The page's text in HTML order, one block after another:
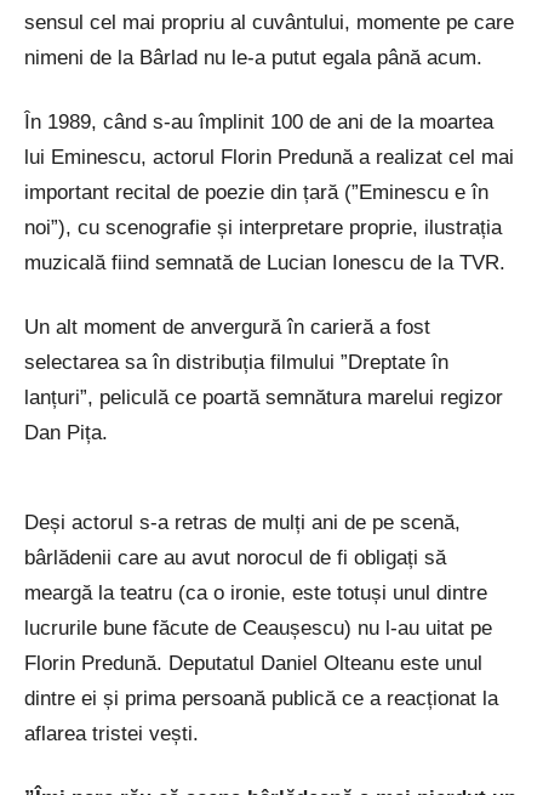
sensul cel mai propriu al cuvântului, momente pe care
nimeni de la Bârlad nu le-a putut egala până acum.
În 1989, când s-au împlinit 100 de ani de la moartea
lui Eminescu, actorul Florin Predună a realizat cel mai
important recital de poezie din țară (”Eminescu e în
noi”), cu scenografie și interpretare proprie, ilustrația
muzicală fiind semnată de Lucian Ionescu de la TVR.
Un alt moment de anvergură în carieră a fost
selectarea sa în distribuția filmului ”Dreptate în
lanțuri”, peliculă ce poartă semnătura marelui regizor
Dan Pița.
Deși actorul s-a retras de mulți ani de pe scenă,
bârlădenii care au avut norocul de fi obligați să
meargă la teatru (ca o ironie, este totuși unul dintre
lucrurile bune făcute de Ceaușescu) nu l-au uitat pe
Florin Predună. Deputatul Daniel Olteanu este unul
dintre ei și prima persoană publică ce a reacționat la
aflarea tristei vești.